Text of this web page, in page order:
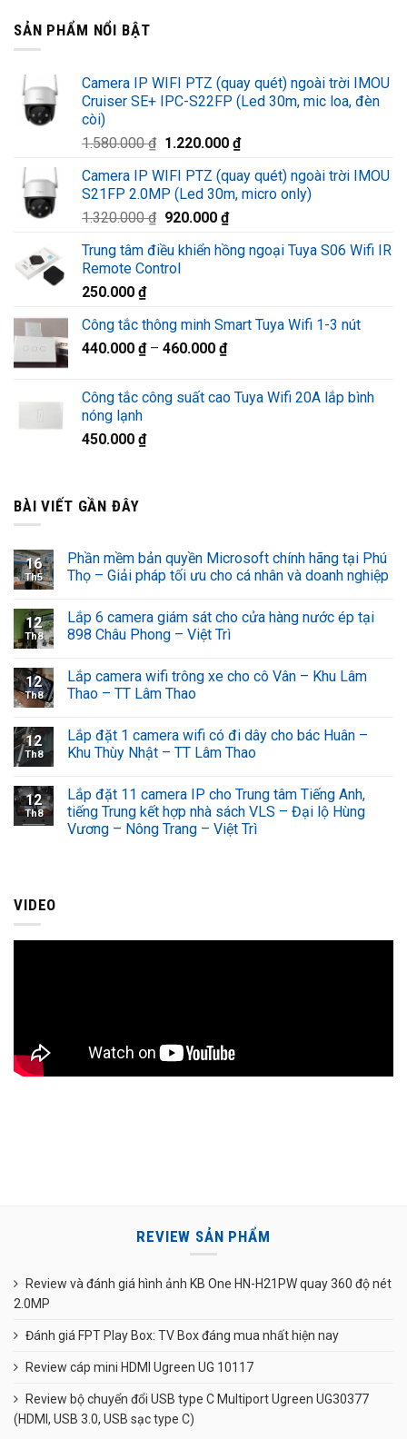
SẢN PHẨM NỔI BẬT
Camera IP WIFI PTZ (quay quét) ngoài trời IMOU
Cruiser SE+ IPC-S22FP (Led 30m, mic loa, đèn
còi)
1.580.000₫ Giá
là:
1.580.000 ₫.
1.220.000 ₫Giá
tại
là:
Camera IP WIFI PTZ (quay quét) ngoài trời IMOU
S21FP 2.0MP (Led 30m, micro only)
1.320.000₫ Giá
là:
1.320.000 ₫.
920.000 ₫Giá
tại
Trung tâm điều khiển hồng ngoại Tuya S06 Wifi IR
Remote Control
250.000 ₫
Công tắc thông minh Smart Tuya Wifi 1-3 nút
440.000 ₫– 460.000 ₫
Công tắc công suất cao Tuya Wifi 20A lắp bình
nóng lạnh
450.000 ₫
BÀI VIẾT GẦN ĐÂY
16
Th5
Phần mềm bản quyền Microsoft chính hãng tại Phú
Thọ – Giải pháp tối ưu cho cá nhân và doanh nghiệp
12
Th8
Lắp 6 camera giám sát cho cửa hàng nước ép tại
898 Châu Phong – Việt Trì
12
Th8
Lắp camera wifi trông xe cho cô Vân – Khu Lâm
Thao – TT Lâm Thao
12
Th8
Lắp đặt 1 camera wifi có đi dây cho bác Huân –
Khu Thùy Nhật – TT Lâm Thao
12
Th8
Lắp đặt 11 camera IP cho Trung tâm Tiếng Anh,
tiếng Trung kết hợp nhà sách VLS – Đại lộ Hùng
Vương – Nông Trang – Việt Trì
VIDEO
REVIEW SẢN PHẨM
Review và đánh giá hình ảnh KB One HN-H21PW quay 360 độ nét
2.0MP
Đánh giá FPT Play Box: TV Box đáng mua nhất hiện nay
Review cáp mini HDMI Ugreen UG 10117
Review bộ chuyển đổi USB type C Multiport Ugreen UG30377
(HDMI, USB 3.0, USB sạc type C)